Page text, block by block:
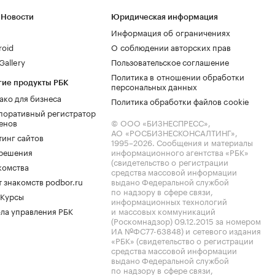
продукты РБК
для бизнеса
регистратор
сайтов
знакомств podbor.ru
управления РБК
Юридическая информация
Информация об ограничениях
О соблюдении авторских прав
Пользовательское соглашение
Политика в отношении обработки
персональных данных
Политика обработки файлов cookie
© ООО «БИЗНЕСПРЕСС»,
АО «РОСБИЗНЕСКОНСАЛТИНГ»,
1995–2026. Сообщения и материалы
информационного агентства «РБК»
(свидетельство о регистрации
средства массовой информации
выдано Федеральной службой
по надзору в сфере связи,
информационных технологий
и массовых коммуникаций
(Роскомнадзор) 09.12.2015 за номером
ИА №ФС77-63848) и сетевого издания
«РБК» (свидетельство о регистрации
средства массовой информации
выдано Федеральной службой
по надзору в сфере связи,